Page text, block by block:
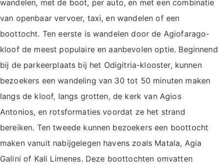
wandelen, met de boot, per auto, en met een combinatie
van openbaar vervoer, taxi, en wandelen of een
boottocht. Ten eerste is wandelen door de Agiofarago-
kloof de meest populaire en aanbevolen optie. Beginnend
bij de parkeerplaats bij het Odigitria-klooster, kunnen
bezoekers een wandeling van 30 tot 50 minuten maken
langs de kloof, langs grotten, de kerk van Agios
Antonios, en rotsformaties voordat ze het strand
bereiken. Ten tweede kunnen bezoekers een boottocht
maken vanuit nabijgelegen havens zoals Matala, Agia
Galini of Kali Limenes. Deze boottochten omvatten